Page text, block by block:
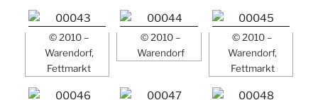
© 2010 –
Warendorf,
Fettmarkt
© 2010 –
Warendorf
© 2010 –
Warendorf,
Fettmarkt